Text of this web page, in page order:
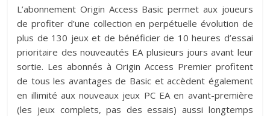
L’abonnement Origin Access Basic permet aux joueurs
de profiter d’une collection en perpétuelle évolution de
plus de 130 jeux et de bénéficier de 10 heures d’essai
prioritaire des nouveautés EA plusieurs jours avant leur
sortie. Les abonnés à Origin Access Premier profitent
de tous les avantages de Basic et accèdent également
en illimité aux nouveaux jeux PC EA en avant-première
(les jeux complets, pas des essais) aussi longtemps